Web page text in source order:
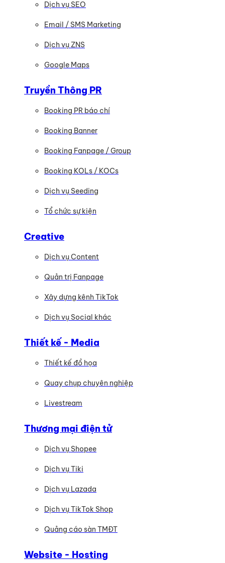
Dịch vụ SEO
Email / SMS Marketing
Dịch vụ ZNS
Google Maps
Truyền Thông PR
Booking PR báo chí
Booking Banner
Booking Fanpage / Group
Booking KOLs / KOCs
Dịch vụ Seeding
Tổ chức sự kiện
Creative
Dịch vụ Content
Quản trị Fanpage
Xây dựng kênh TikTok
Dịch vụ Social khác
Thiết kế - Media
Thiết kế đồ họa
Quay chụp chuyên nghiệp
Livestream
Thương mại điện tử
Dịch vụ Shopee
Dịch vụ Tiki
Dịch vụ Lazada
Dịch vụ TikTok Shop
Quảng cáo sàn TMĐT
Website - Hosting